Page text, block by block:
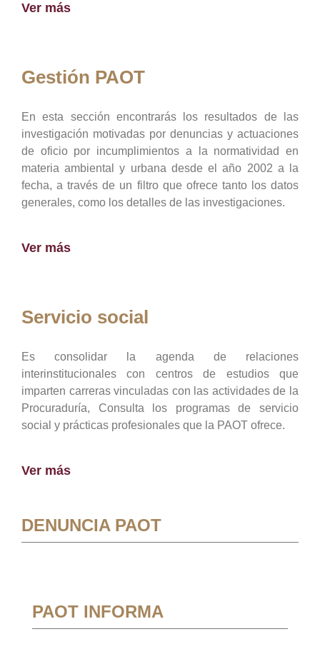
Ver más
Gestión PAOT
En esta sección encontrarás los resultados de las
investigación motivadas por denuncias y actuaciones
de oficio por incumplimientos a la normatividad en
materia ambiental y urbana desde el año 2002 a la
fecha, a través de un filtro que ofrece tanto los datos
generales, como los detalles de las investigaciones.
Ver más
Servicio social
Es consolidar la agenda de relaciones
interinstitucionales con centros de estudios que
imparten carreras vinculadas con las actividades de la
Procuraduría, Consulta los programas de servicio
social y prácticas profesionales que la PAOT ofrece.
Ver más
DENUNCIA PAOT
PAOT INFORMA